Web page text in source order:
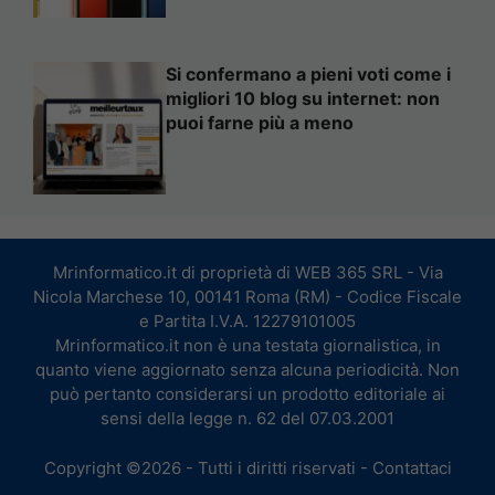
Si confermano a pieni voti come i
migliori 10 blog su internet: non
puoi farne più a meno
Mrinformatico.it di proprietà di WEB 365 SRL - Via
Nicola Marchese 10, 00141 Roma (RM) - Codice Fiscale
e Partita I.V.A. 12279101005
Mrinformatico.it non è una testata giornalistica, in
quanto viene aggiornato senza alcuna periodicità. Non
può pertanto considerarsi un prodotto editoriale ai
sensi della legge n. 62 del 07.03.2001
Copyright ©2026 - Tutti i diritti riservati - Contattaci